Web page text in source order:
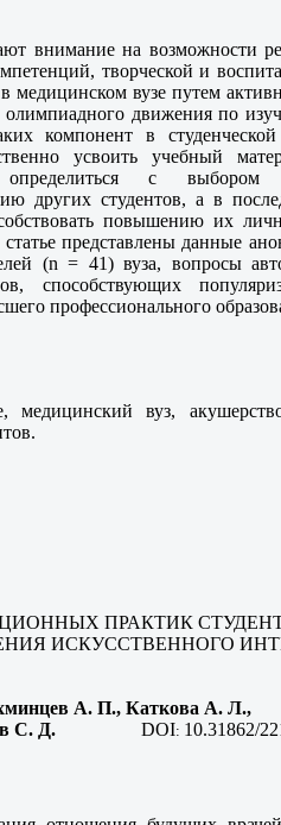
внимание на возможности
творческой и
медицинском вузе путем
движения по
компонент в
усвоить учебный
с выбором
других студентов, а в
повышению их
представлены данные
(n = 41) вуза, вопросы
способствующих
профессионального
медицинский вуз,
ПРАКТИК
ИСКУССТВЕННОГО
А. П., Каткова А. Л.,
С. Д.
DOI: 10.31862/